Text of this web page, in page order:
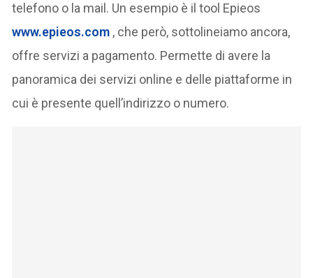
telefono o la mail. Un esempio è il tool Epieos
www.epieos.com , che però, sottolineiamo ancora,
offre servizi a pagamento. Permette di avere la
panoramica dei servizi online e delle piattaforme in
cui è presente quell’indirizzo o numero.